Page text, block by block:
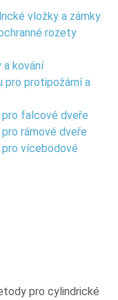
vložky a zámky
rozety
a kování
pro protipožární a
falcové dveře
rámové dveře
vícebodové
pro cylindrické